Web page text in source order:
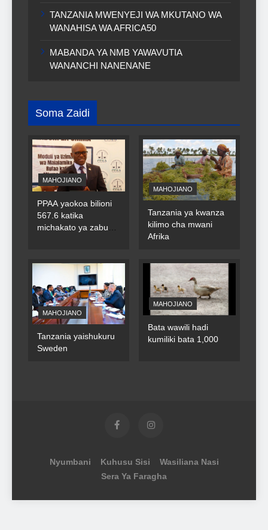
TANZANIA MWENYEJI WA MKUTANO WA
WANAHISA WA AFRICA50
MABANDA YA NMB YAWAVUTIA
WANANCHI NANENANE
Soma Zaidi
MAHOJIANO
PPAA yaokoa bilioni
567.6 katika
michakato ya zabuni
MAHOJIANO
Tanzania ya kwanza
kilimo cha mwani
Afrika
MAHOJIANO
Tanzania yaishukuru
Sweden
MAHOJIANO
Bata wawili hadi
kumiliki bata 1,000
Nyumbani Kuhusu Sisi
Wasiliana Nasi
Sera Ya Faragha